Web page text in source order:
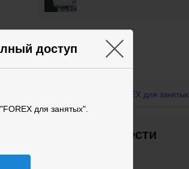
доступ
для занятых".
×
FOREX для занятых
приобрести